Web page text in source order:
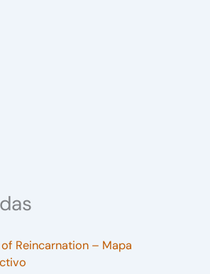
Reincarnation – Mapa